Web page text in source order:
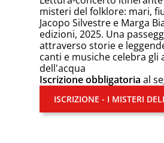
misteri del folklore: mari,
Jacopo Silvestre e Marga
edizioni, 2025. Una
attraverso storie e
canti e musiche celebra gli
dell'acqua
Iscrizione obbligatoria al
ISCRIZIONE - I MISTERI